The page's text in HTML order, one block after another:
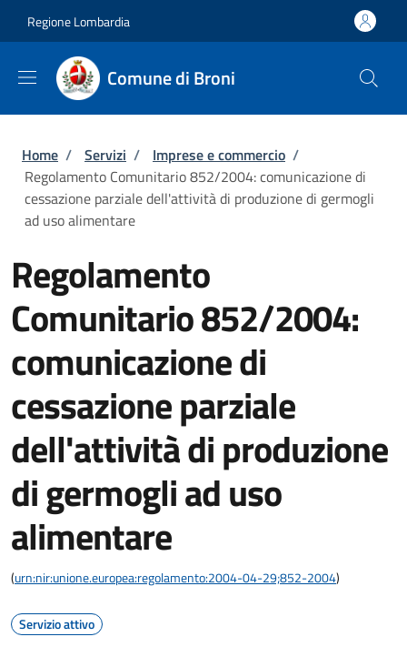
Regione Lombardia
Comune di Broni
Briciole di pane
Home / Servizi / Imprese e commercio /
Regolamento Comunitario 852/2004: comunicazione di
cessazione parziale dell'attività di produzione di germogli
ad uso alimentare
Regolamento
Comunitario 852/2004:
comunicazione di
cessazione parziale
dell'attività di produzione
di germogli ad uso
alimentare
(urn:nir:unione.europea:regolamento:2004-04-29;852-2004)
Servizio attivo